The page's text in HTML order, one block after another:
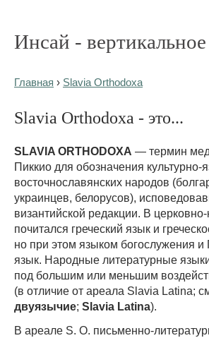
Инсай - вертикальное
Главная › Slavia Orthodoxa
Slavia Orthodoxa - это...
SLAVIA ORTHODOXA — термин
Пиккио для обозначения
восточнославянских народов
украинцев, белорусов),
византийской редакции. В
почитался греческий язык и
но при этом языком богослужения
язык. Народные литературные
под большим или меньшим
(в отличие от ареала Slavia Latina;
двуязычие; Slavia Latina).
В ареале S. O. письменно-